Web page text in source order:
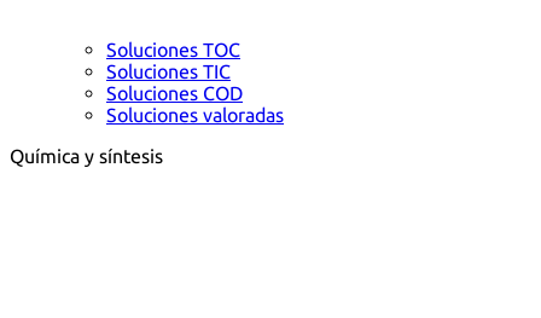
Soluciones TOC
Soluciones TIC
Soluciones COD
Soluciones valoradas
Química y síntesis